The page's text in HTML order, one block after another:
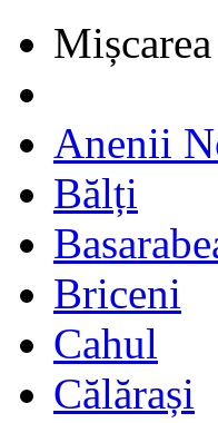
Anenii
Bălți
Briceni
Cahul
Călărași